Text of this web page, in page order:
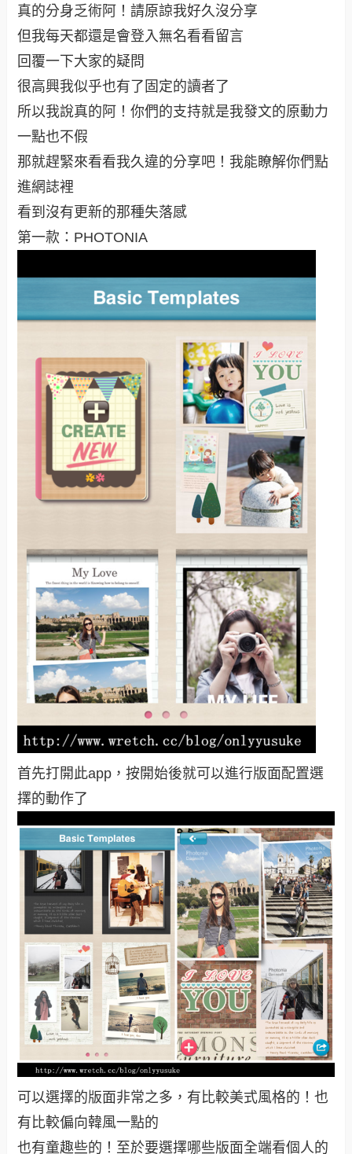
真的分身乏術阿！請原諒我好久沒分享
但我每天都還是會登入無名看看留言
回覆一下大家的疑問
很高興我似乎也有了固定的讀者了
所以我說真的阿！你們的支持就是我發文的原動力
一點也不假
那就趕緊來看看我久違的分享吧！我能瞭解你們點
進網誌裡
看到沒有更新的那種失落感
第一款：PHOTONIA
首先打開此app，按開始後就可以進行版面配置選
擇的動作了
可以選擇的版面非常之多，有比較美式風格的！也
有比較偏向韓風一點的
也有童趣些的！至於要選擇哪些版面全端看個人的